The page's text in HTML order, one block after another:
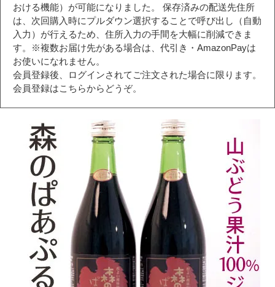
おける機能）が可能になりました。 保存済みの配送先住所
は、次回購入時にプルダウン選択することで呼び出し（自動
入力）が行えるため、住所入力の手間を大幅に削減できま
す。※複数お届け先がある場合は、代引き・AmazonPayは
お使いになれません。
会員登録後、ログインされてご注文された場合に限ります。
会員登録はこちらからどうぞ。